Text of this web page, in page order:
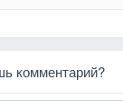
комментарий?